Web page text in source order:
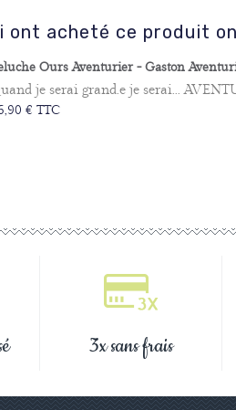
ont acheté ce produit
Ours Aventurier - Gaston
je serai grand.e je serai...
€ TTC
3x sans frais